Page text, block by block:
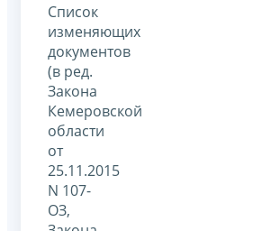
Список
изменяющих
документов
(в ред.
Закона
Кемеровской
области
от
25.11.2015
N 107-
ОЗ,